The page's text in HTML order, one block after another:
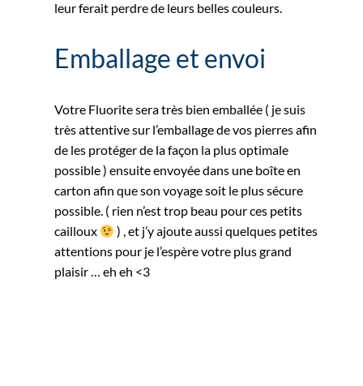
leur ferait perdre de leurs belles couleurs.
Emballage et envoi
Votre Fluorite sera très bien emballée ( je suis
très attentive sur l’emballage de vos pierres afin
de les protéger de la façon la plus optimale
possible ) ensuite envoyée dans une boîte en
carton afin que son voyage soit le plus sécure
possible. ( rien n’est trop beau pour ces petits
cailloux
) , et j’y ajoute aussi quelques petites
attentions pour je l’espère votre plus grand
plaisir … eh eh <3